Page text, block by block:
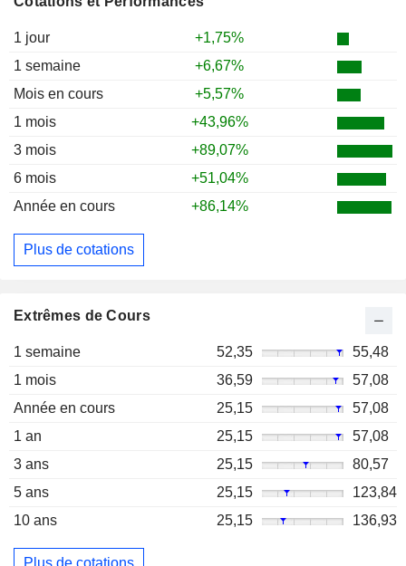
1 jour
+1,75%
1 semaine
+6,67%
Mois en cours
+5,57%
1 mois
+43,96%
3 mois
+89,07%
6 mois
+51,04%
Année en cours
+86,14%
Plus de cotations
Extrêmes de Cours
1 semaine 52,35
55,48
1 mois
36,59
57,08
Année en cours
25,15
57,08
1 an
25,15
57,08
3 ans
25,15
80,57
5 ans
25,15
123,84
10 ans
25,15 136,93